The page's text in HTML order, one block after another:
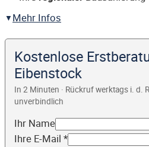
Mehr Infos
Kostenlose
Eibenstock
In 2 Minuten · Rückruf werktags i. d.
unverbindlich
Ihr Name
Ihre E-Mail *